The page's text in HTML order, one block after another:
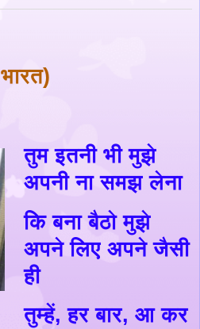
भारत)
तुम इतनी भी मुझे
अपनी ना समझ लेना
कि बना बैठो मुझे
अपने लिए अपने जैसी
ही
तुम्हें,हर बार, आ कर